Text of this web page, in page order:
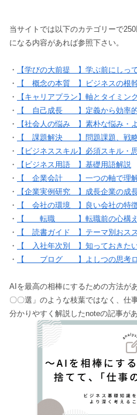
当サイトでは以下のカテゴリーで
になる内容があれば参照下さい。
・
【学びの大前提 】学ぶ前にしっ
・
【 概念の本質 】ビジネスの根
・
【キャリアプラン】軸とタイミン
・
【 自己成長 】定義から効率的
・
【社会人の悩み 】素朴な悩み・
・
【 課題解決 】問題課題、戦略
・
【ビジネススキル】必須スキル・
・
【ビジネス用語 】基礎用語解説
・
【 企業会計 】一つの軸で理解
・
【企業実例研究 】成長企業の成
・
【 会社の環境 】良い会社の特
・
【 転職 】転職前の心構え
・
【 読書ガイド 】テーマ別おス
・
【 入社年次別 】知っておきた
・
【 ブログ 】よしつの思考
AIを最高の相棒にするための方法が
〇〇選」のような枝葉ではなく、仕
分かりやすく解説したnoteの記事が